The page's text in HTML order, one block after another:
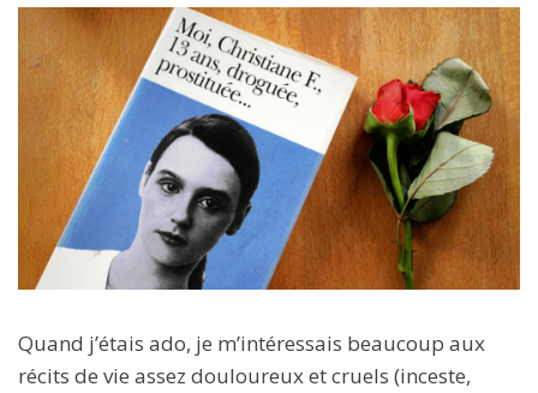
Quand j’étais ado, je m’intéressais beaucoup aux
récits de vie assez douloureux et cruels (inceste,